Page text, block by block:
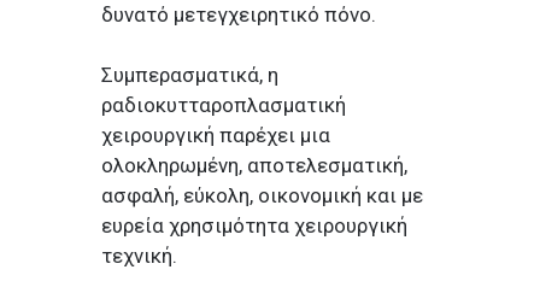
δυνατό μετεγχειρητικό πόνο.
Συμπερασματικά, η
ραδιοκυτταροπλασματική
χειρουργική παρέχει μια
ολοκληρωμένη, αποτελεσματική,
ασφαλή, εύκολη, οικονομική και με
ευρεία χρησιμότητα χειρουργική
τεχνική.